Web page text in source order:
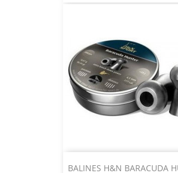
BALINES H&N BARACUDA